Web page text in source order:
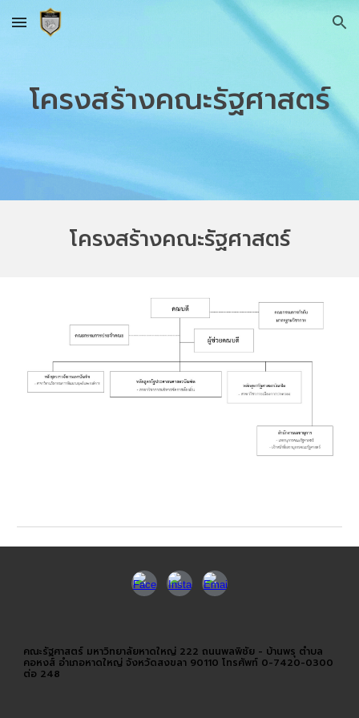
Skip to main content Skip to navigation
โครงสร้างคณะรัฐศาสตร์
โครงสร้างคณะรัฐศาสตร์
คณะรัฐศาสตร์ มหาวิทยาลัยหาดใหญ่ 222 ถนนพลพิชัย - บ้านพรุ ตำบล
คอหงส์ อำเภอหาดใหญ่ จังหวัดสงขลา 90110 โทรศัพท์ 0-7420-0300
ต่อ 248